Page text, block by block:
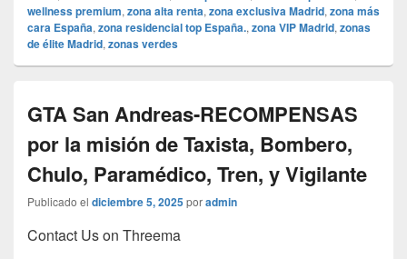
wellness premium, zona alta renta, zona exclusiva Madrid, zona más
cara España, zona residencial top España., zona VIP Madrid, zonas
de élite Madrid, zonas verdes
GTA San Andreas-RECOMPENSAS
por la misión de Taxista, Bombero,
Chulo, Paramédico, Tren, y Vigilante
Publicado el diciembre 5, 2025poradmin
Contact Us on Threema